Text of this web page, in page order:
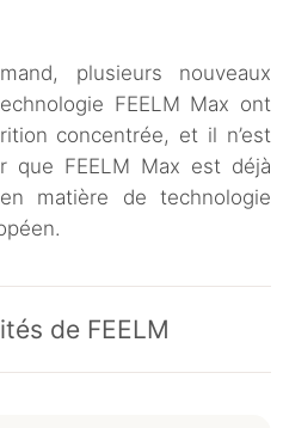
plusieurs nouveaux
FEELM Max ont
concentrée, et il n’est
que FEELM Max est déjà
matière de technologie
de FEELM